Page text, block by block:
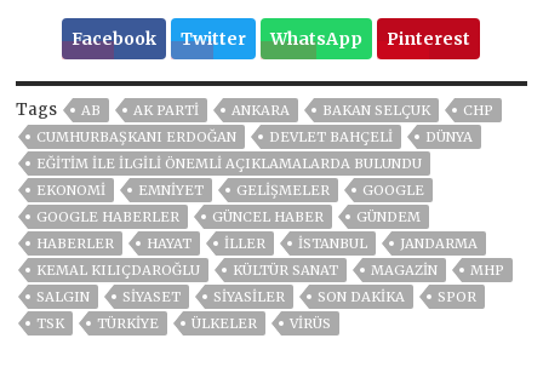
Facebook Twitter WhatsApp Pinterest
Tags AB AK PARTİ ANKARA BAKAN SELÇUK
CHP
CUMHURBAŞKANI ERDOĞAN
DEVLET BAHÇELİ
DÜNYA
EĞITIM İLE ILGILI ÖNEMLI AÇIKLAMALARDA BULUNDU
EKONOMİ
EMNİYET GELIŞMELER
GOOGLE
GOOGLE HABERLER
GÜNCEL HABER
GÜNDEM
HABERLER
HAYAT İLLER ISTANBUL
JANDARMA
KEMAL KILIÇDAROĞLU
KÜLTÜR SANAT MAGAZİN
MHP
SALGIN
SİYASET SİYASİLER SON DAKIKA
SPOR
TSK
TÜRKİYE ÜLKELER VIRÜS